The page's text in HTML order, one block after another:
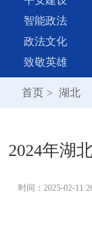
智能政法
政法文化
致敬英雄
首页 > 湖北
2024年湖
时间：2025-02-11